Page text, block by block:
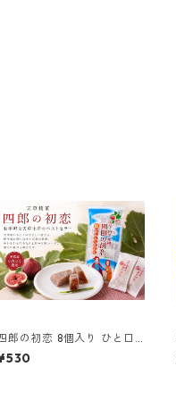
郎の初恋 8個入り ひと口
イズ